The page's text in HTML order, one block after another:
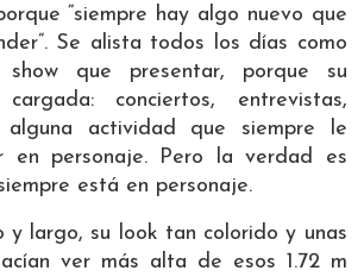
“siempre hay algo nuevo que
Se alista todos los días como
que presentar, porque su
conciertos, entrevistas,
alguna actividad que siempre le
en personaje. Pero la verdad es
está en personaje.
y largo, su look tan colorido y unas
ver más alta de esos 1.72 m